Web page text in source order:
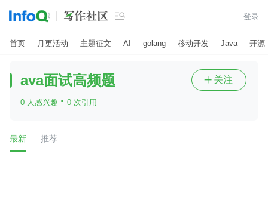
 登录
首页 月更活动 主题征文 AI golang 移动开发 Java 开源
ava面试高频题
0 人感兴趣 · 0 次引用
 关注
最新 推荐